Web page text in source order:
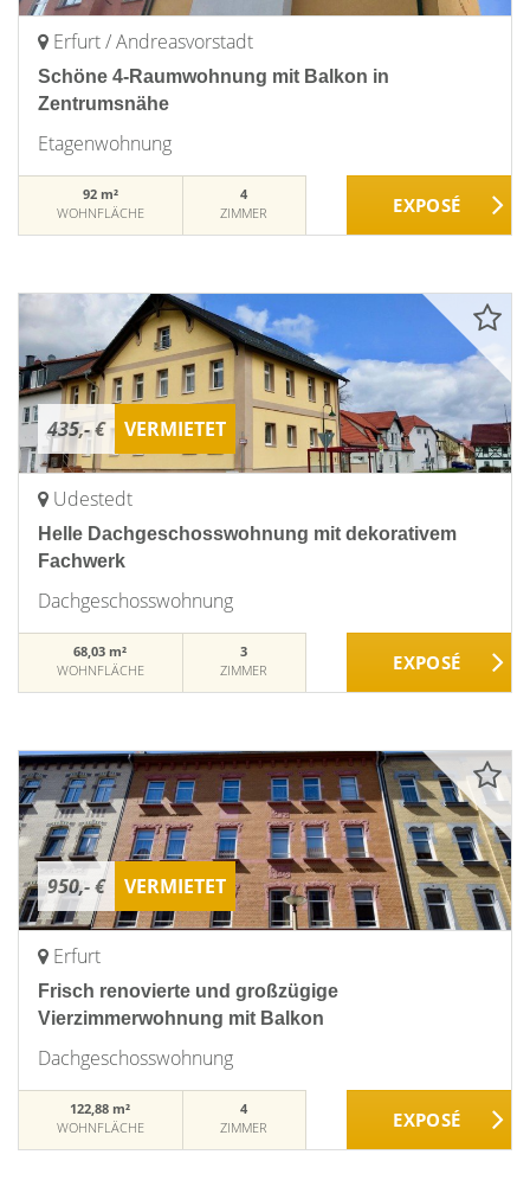
Erfurt / Andreasvorstadt
Schöne 4-Raumwohnung mit Balkon in
Zentrumsnähe
Etagenwohnung
92 m²
WOHNFLÄCHE
4
ZIMMER
435,- € VERMIETET
Udestedt
Helle Dachgeschosswohnung mit dekorativem
Fachwerk
Dachgeschosswohnung
68,03 m²
WOHNFLÄCHE
3
ZIMMER
950,- € VERMIETET
Erfurt
Frisch renovierte und großzügige
Vierzimmerwohnung mit Balkon
Dachgeschosswohnung
122,88 m²
WOHNFLÄCHE
4
ZIMMER